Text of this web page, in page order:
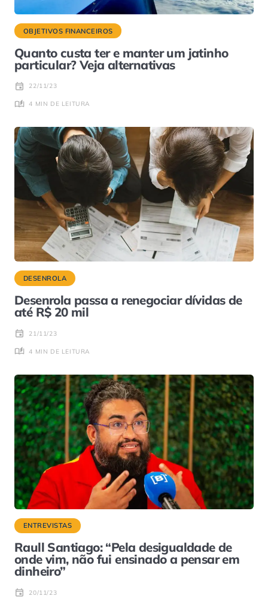
OBJETIVOS FINANCEIROS
Quanto custa ter e manter um jatinho
particular? Veja alternativas
22/11/23
4 MIN DE LEITURA
DESENROLA
Desenrola passa a renegociar dívidas de
até R$ 20 mil
21/11/23
4 MIN DE LEITURA
ENTREVISTAS
Raull Santiago: “Pela desigualdade de
onde vim, não fui ensinado a pensar em
dinheiro”
20/11/23